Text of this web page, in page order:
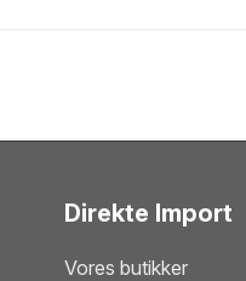
Direkte Import
Vores butikker